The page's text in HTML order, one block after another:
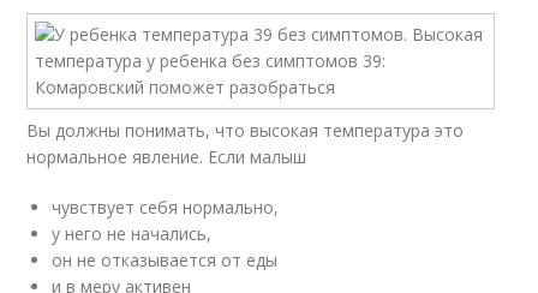
Вы должны понимать, что высокая температура это
нормальное явление. Если малыш
чувствует себя нормально,
у него не начались,
он не отказывается от еды
и в меру активен